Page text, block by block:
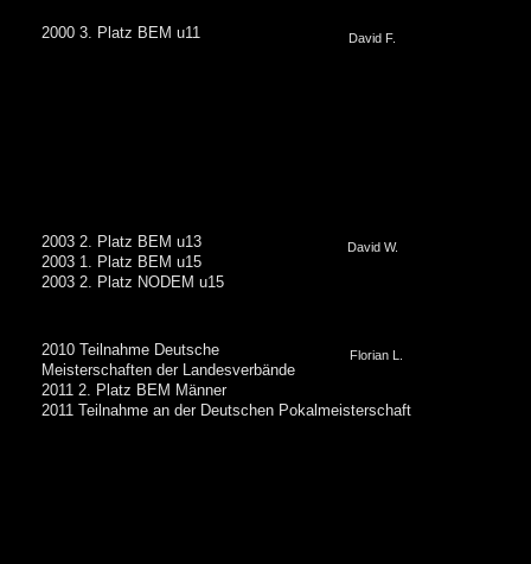
David F.
2000 3. Platz BEM u11
David W.
2003 2. Platz BEM u13
2003 1. Platz BEM u15
2003 2. Platz NODEM u15
Florian L.
2010 Teilnahme Deutsche
Meisterschaften der Landesverbände
2011 2. Platz BEM Männer
2011 Teilnahme an der Deutschen Pokalmeisterschaft